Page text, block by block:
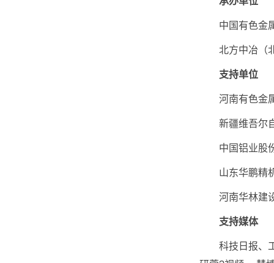
中国有色金属
北方中冶（北
支持单位
河南有色金
新疆维吾尔自
中国铝业股份
山东华鹏精机
河南华林建
支持媒体
科技日报、工